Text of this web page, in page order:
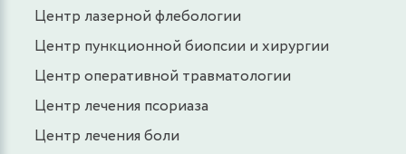
Центр лазерной флебологии
Центр пункционной биопсии и хирургии
Центр оперативной травматологии
Центр лечения псориаза
Центр лечения боли